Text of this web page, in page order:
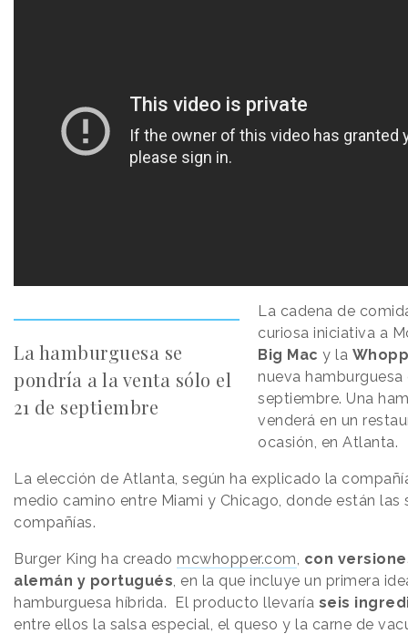
La hamburguesa se
pondría a la venta sólo el
21 de septiembre
La cadena de
curiosa iniciativa a
Big Mac y la
nueva
septiembre. Una
venderá en un
ocasión, en Atlanta.
La elección de Atlanta, según ha explicado la
medio camino entre Miami y Chicago, donde están las
compañías.
Burger King ha creado mcwhopper.com con
alemán y portugués , en la que incluye un primera
hamburguesa híbrida. El producto llevaría seis
entre ellos la salsa especial, el queso y la carne de